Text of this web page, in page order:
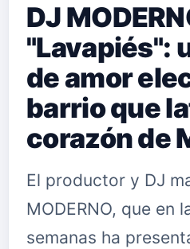
DJ
"Lavapiés":
de amor
barrio que
corazón de
El productor y DJ
MODERNO, que en
semanas ha